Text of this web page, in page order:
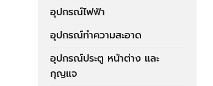
อุปกรณ์ไฟฟ้า
อุปกรณ์ทำความสะอาด
อุปกรณ์ประตู หน้าต่าง และ
กุญแจ